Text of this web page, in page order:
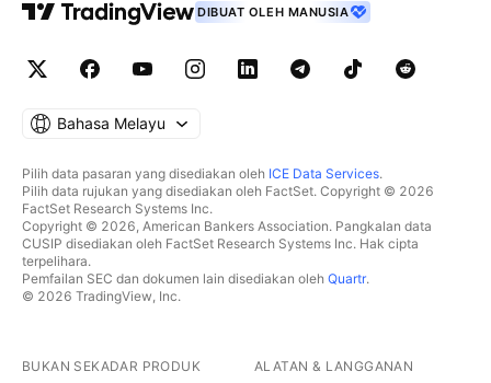
DIBUAT OLEH MANUSIA
Bahasa Melayu
Pilih data pasaran yang disediakan oleh ICE Data Services.
Pilih data rujukan yang disediakan oleh FactSet. Copyright © 2026
FactSet Research Systems Inc.
Copyright © 2026, American Bankers Association. Pangkalan data
CUSIP disediakan oleh FactSet Research Systems Inc. Hak cipta
terpelihara.
Pemfailan SEC dan dokumen lain disediakan oleh Quartr.
© 2026 TradingView, Inc.
BUKAN SEKADAR PRODUK ALATAN & LANGGANAN